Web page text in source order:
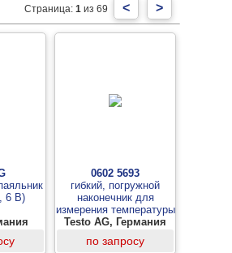
>
<
Страница: 1 из 69
6 В)
0602 5693
гибкий, погружной
наконечник для
измерения температуры
воздуха и газов (не для
плавильных печах)
Testo AG, Германия
по запросу